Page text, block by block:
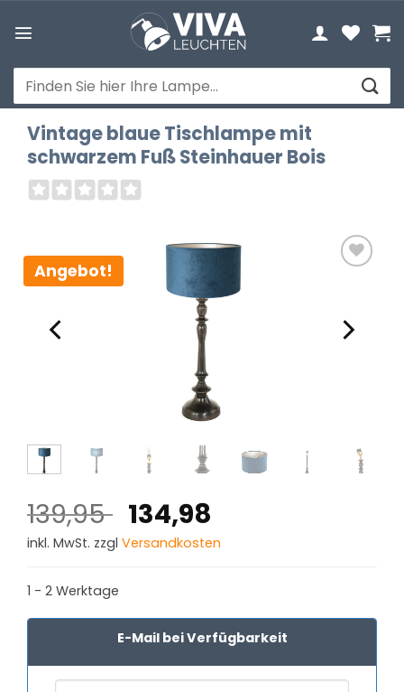
Inhalt
Suchen
nach:
Vintage blaue Tischlampe mit
schwarzem Fuß Steinhauer Bois
Angebot!
139,95 Ursprünglicher
Preis
134,98
Preis
inkl. MwSt. zzgl Versandkosten
1 - 2 Werktage
E-Mail bei Verfügbarkeit